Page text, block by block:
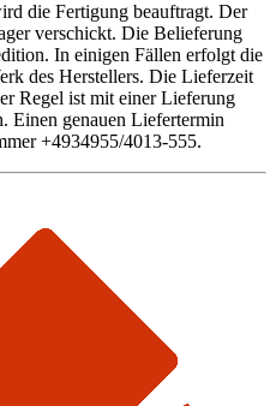
die Fertigung beauftragt. Der
verschickt. Die Belieferung
In einigen Fällen erfolgt die
des Herstellers. Die Lieferzeit
Regel ist mit einer Lieferung
Einen genauen Liefertermin
+4934955/4013-555.